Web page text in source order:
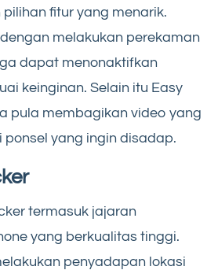
fitur yang menarik.
melakukan perekaman
dapat menonaktifkan
keinginan. Selain itu Easy
pula membagikan video yang
yang ingin disadap.
termasuk jajaran
yang berkualitas tinggi.
penyadapan lokasi